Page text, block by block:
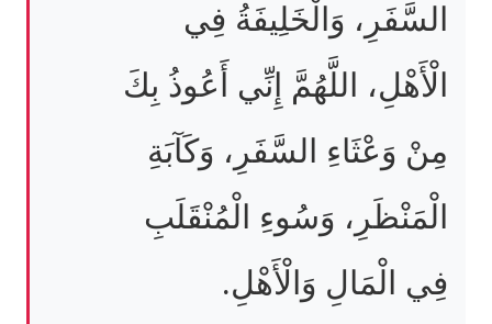
السَّفَرِ، وَالْخَلِيفَةُ فِي
الْأَهْلِ، اللَّهُمَّ إِنِّي أَعُوذُ بِكَ
مِنْ وَعْثَاءِ السَّفَرِ، وَكَآبَةِ
الْمَنْظَرِ، وَسُوءِ الْمُنْقَلَبِ
فِي الْمَالِ وَالْأَهْلِ.